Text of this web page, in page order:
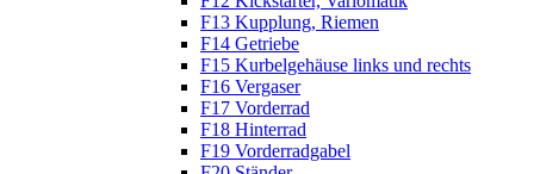
F13 Kupplung, Riemen
F14 Getriebe
F15 Kurbelgehäuse links und rechts
F16 Vergaser
F17 Vorderrad
F18 Hinterrad
F19 Vorderradgabel